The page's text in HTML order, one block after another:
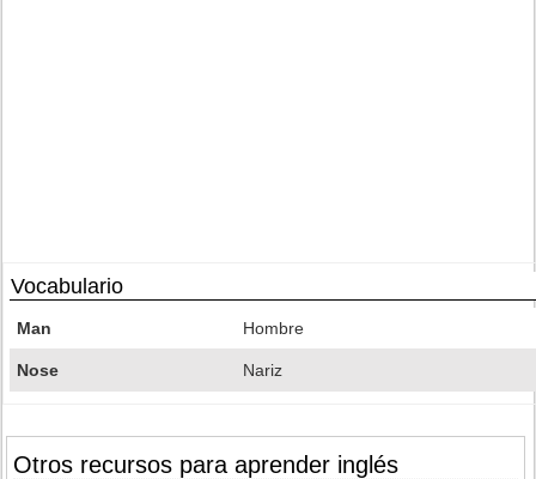
Vocabulario
Man Hombre
Nose Nariz
Otros recursos para aprender inglés